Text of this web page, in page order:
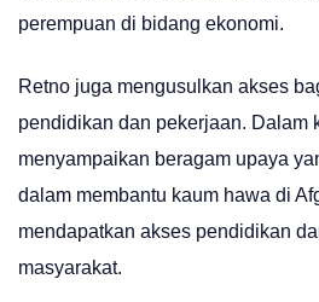
perempuan di bidang ekonomi.
Retno juga mengusulkan akses
pendidikan dan pekerjaan. Dalam
menyampaikan beragam upaya
dalam membantu kaum hawa di
mendapatkan akses pendidikan
masyarakat.